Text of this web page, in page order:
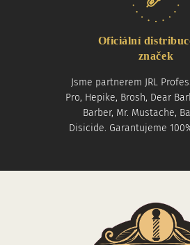
Oficiální
značek
Jsme partnerem JRL
Pro, Hepike, Brosh, Dear
Barber, Mr. Mustache,
Disicide. Garantujeme